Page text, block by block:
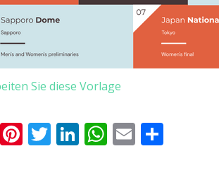
Sie diese Vorlage
Facebook
Pinterest
Twitter
LinkedIn
WhatsApp
Email